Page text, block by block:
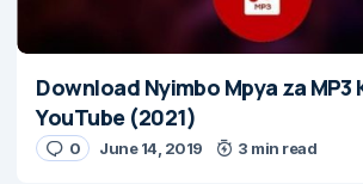
Download Nyimbo Mpya za MP3
YouTube (2021)
0 June 14, 2019 3 min read